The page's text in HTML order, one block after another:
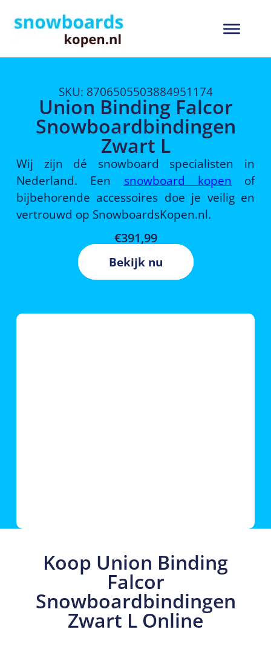
SKU: 8706505503884951174
Union Binding Falcor
Snowboardbindingen
Zwart L
Wij zijn dé snowboard specialisten in
Nederland. Een snowboard kopen of
bijbehorende accessoires doe je veilig en
vertrouwd op SnowboardsKopen.nl.
€391,99
Bekijk nu
Koop Union Binding
Falcor
Snowboardbindingen
Zwart L Online